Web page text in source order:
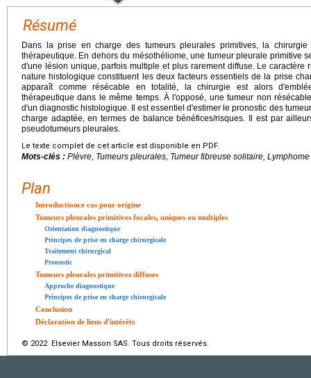
Résumé
Dans la prise en charge des tumeurs pleurales primitives, la
thérapeutique. En dehors du mésothéliome, une tumeur pleurale primitive
d'une lésion unique, parfois multiple et plus rarement diffuse. Le caractère
nature histologique constituent les deux facteurs essentiels de la prise
apparaît comme résécable en totalité, la chirurgie est alors
thérapeutique dans le même temps. À l'opposé, une tumeur non
d'un diagnostic histologique. Il est essentiel d'estimer le pronostic des
charge adaptée, en termes de balance bénéfices/risques. Il est par
pseudotumeurs pleurales.
Le texte complet de cet article est disponible en PDF.
Mots-clés : Plèvre, Tumeurs pleurales, Tumeur fibreuse solitaire,
Plan
Introductionce cas pour origine
Tumeurs pleurales primitives focales, uniques ou multiples
Orientation diagnostique
Principes de prise en charge chirurgicale
Traitement chirurgical
Pronostic
Tumeurs pleurales primitives diffuses
Approche diagnostique
Principes de prise en charge chirurgicale
Conclusion
Déclaration de liens d'intérêts
© 2022 Elsevier Masson SAS. Tous droits réservés.